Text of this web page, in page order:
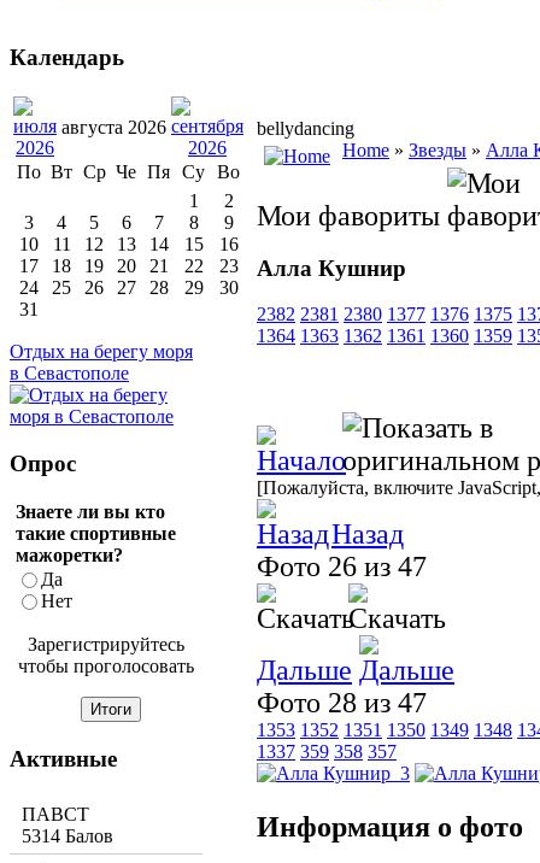
bellydancing
Home » Звезды » Алла
Мои фавориты
Алла Кушнир
2382 2381 2380 1377 1376 1375
1364 1363 1362 1361 1360 1359
[Пожалуйста, включите
Назад
Фото 26 из 47
Дальше
Фото 28 из 47
1353 1352 1351 1350 1349 1348
1337 359 358 357
Информация о фото
Календарь
августа 2026
По Вт Ср Че Пя Су Во
1
2
3
4 5 6 7 8
9
10
11 12 13 14 15
16
17
18 19 20 21 22
23
24
25 26 27 28 29
30
31
Отдых на берегу моря
в Севастополе
Опрос
Знаете ли вы кто
такие спортивные
мажоретки?
Да
Нет
Зарегистрируйтесь
чтобы проголосовать
Активные
ПАВСТ
5314 Балов